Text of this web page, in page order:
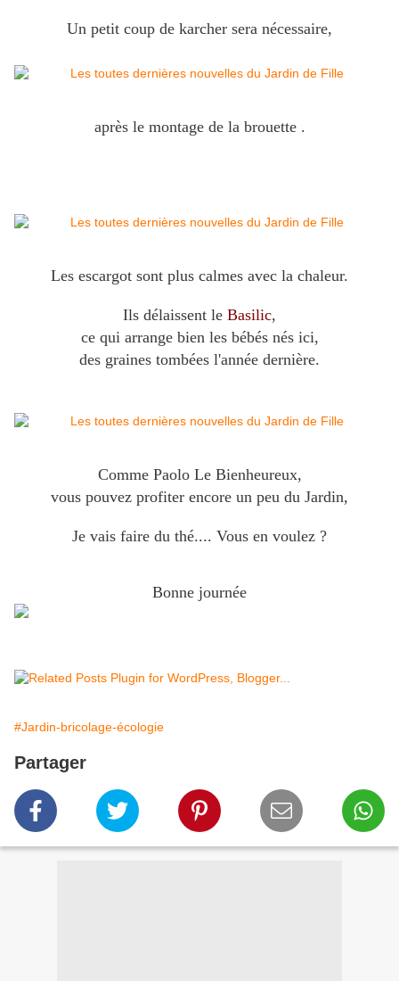
Un petit coup de karcher sera nécessaire,
après le montage de la brouette .
Les escargot sont plus calmes avec la chaleur.
Ils délaissent le Basilic,
ce qui arrange bien les bébés nés ici,
des graines tombées l'année dernière.
Comme Paolo Le Bienheureux,
vous pouvez profiter encore un peu du Jardin,
Je vais faire du thé.... Vous en voulez ?
Bonne journée
#Jardin-bricolage-écologie
Partager